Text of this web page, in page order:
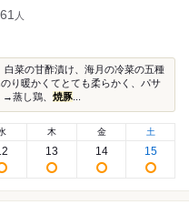
人
白菜の甘酢漬け、海月の冷菜の五種
のり暖かくてとても柔らかく、パサ
蒸し鶏、 焼豚
木
13
金
14
土
15